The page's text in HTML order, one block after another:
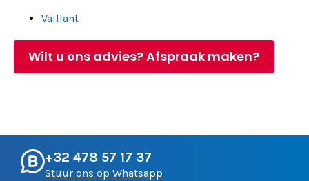
Vaillant
Wilt u ons advies? Afspraak maken?
+32 478 57 17 37
Stuur ons op Whatsapp